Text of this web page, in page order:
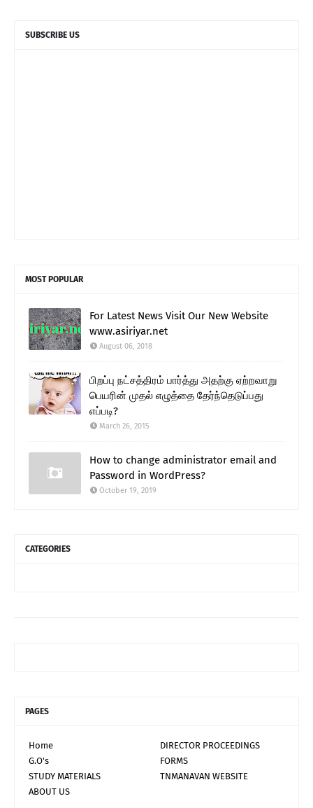
SUBSCRIBE US
MOST POPULAR
For Latest News Visit Our New Website
www.asiriyar.net
August 06, 2018
பிறப்பு நட்சத்திரம் பார்த்து அதற்கு ஏற்றவாறு
பெயரின் முதல் எழுத்தை தேர்ந்தெடுப்பது
எப்படி?
March 26, 2015
How to change administrator email and
Password in WordPress?
October 19, 2019
CATEGORIES
PAGES
Home
DIRECTOR PROCEEDINGS
G.O's
FORMS
STUDY MATERIALS
TNMANAVAN WEBSITE
ABOUT US